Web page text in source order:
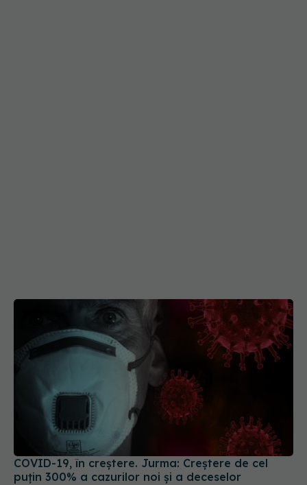
COVID-19, în creștere. Jurma: Creștere de cel
puțin 300% a cazurilor noi și a deceselor